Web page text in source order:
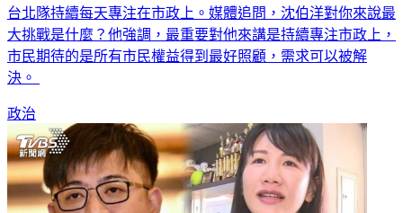
台北隊持續每天專注在市政上。媒體追問，沈伯洋對你來說最
大挑戰是什麼？他強調，最重要對他來講是持續專注市政上，
市民期待的是所有市民權益得到最好照顧，需求可以被解
決。
政治